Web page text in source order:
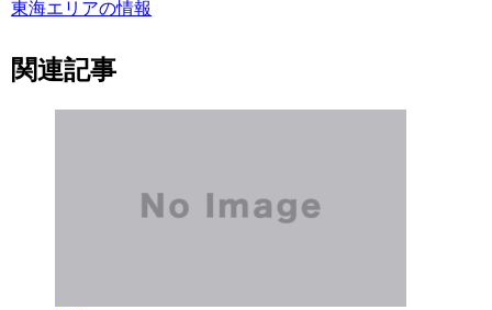
東海エリアの情報
関連記事